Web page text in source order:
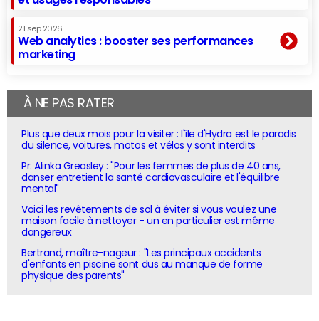
21 sep 2026
Web analytics : booster ses performances
marketing
À NE PAS RATER
Plus que deux mois pour la visiter : l'île d'Hydra est le paradis
du silence, voitures, motos et vélos y sont interdits
Pr. Alinka Greasley : "Pour les femmes de plus de 40 ans,
danser entretient la santé cardiovasculaire et l'équilibre
mental"
Voici les revêtements de sol à éviter si vous voulez une
maison facile à nettoyer - un en particulier est même
dangereux
Bertrand, maître-nageur : "Les principaux accidents
d'enfants en piscine sont dus au manque de forme
physique des parents"